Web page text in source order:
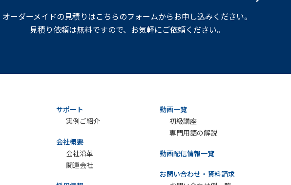
オーダーメイドの見積りはこちらのフォームからお申し込みください。
見積り依頼は無料ですので、お気軽にご依頼ください。
サポート
実例ご紹介
会社概要
会社沿革
関連会社
動画一覧
初級講座
専門用語の解説
動画配信情報一覧
お問い合わせ・資料請求